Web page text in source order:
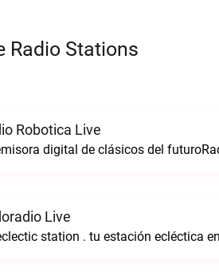
Radio Stations
Robotica Live
digital de clásicos del
Live
station . tu estación ecléctica